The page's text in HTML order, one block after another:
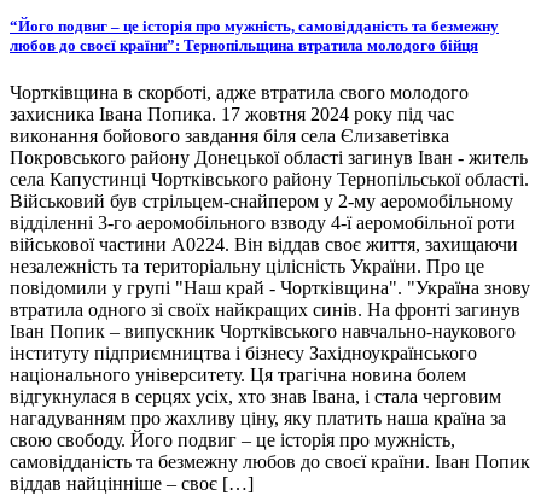
“Його подвиг – це історія про мужність, самовідданість та безмежну
любов до своєї країни”: Тернопільщина втратила молодого бійця
Чортківщина в скорботі, адже втратила свого молодого
захисника Івана Попика. 17 жовтня 2024 року під час
виконання бойового завдання біля села Єлизаветівка
Покровського району Донецької області загинув Іван - житель
села Капустинці Чортківського району Тернопільської області.
Військовий був стрільцем-снайпером у 2-му аеромобільному
відділенні 3-го аеромобільного взводу 4-ї аеромобільної роти
військової частини А0224. Він віддав своє життя, захищаючи
незалежність та територіальну цілісність України. Про це
повідомили у групі "Наш край - Чортківщина". "Україна знову
втратила одного зі своїх найкращих синів. На фронті загинув
Іван Попик – випускник Чортківського навчально-наукового
інституту підприємництва і бізнесу Західноукраїнського
національного університету. Ця трагічна новина болем
відгукнулася в серцях усіх, хто знав Івана, і стала черговим
нагадуванням про жахливу ціну, яку платить наша країна за
свою свободу. Його подвиг – це історія про мужність,
самовідданість та безмежну любов до своєї країни. Іван Попик
віддав найцінніше – своє […]